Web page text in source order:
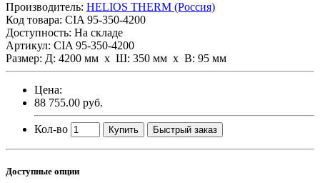
Производитель: HELIOS THERM (Россия)
Код товара: CIA 95-350-4200
Доступность: На складе
Артикул: CIA 95-350-4200
Размер: Д: 4200 мм х Ш: 350 мм x В: 95 мм
Цена:
88 755.00 руб.
Кол-во Купить Быстрый заказ
Доступные опции